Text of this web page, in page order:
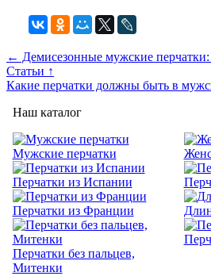
← Демисезонные мужские перчатки:
Статьи ↑
Какие перчатки должны быть в
Наш каталог
Мужские перчатки
Перчатки из Испании
Перчатки из Франции
Перчатки без пальцев,
Митенки